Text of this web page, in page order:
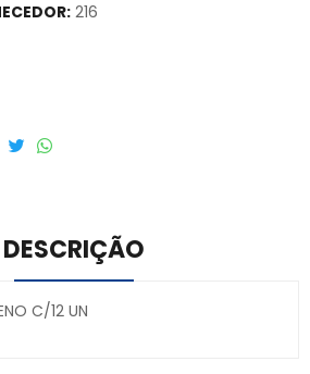
216
manager for desktops and mobile –
DESCRIÇÃO
C/12 UN